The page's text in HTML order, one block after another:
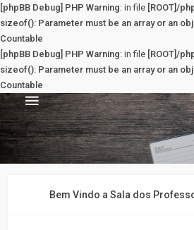
[phpBB Debug] PHP Warning: in file [ROOT]/
sizeof(): Parameter must be an array or an
Countable
[phpBB Debug] PHP Warning: in file [ROOT]/
sizeof(): Parameter must be an array or an
Countable
Sala dos Professores
Bem Vindo a Sala dos